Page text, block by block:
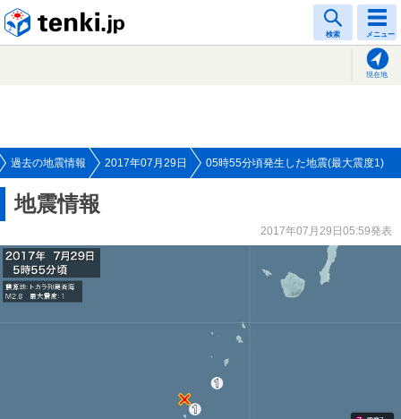
検索 メニュー
現在地
過去の地震情報 2017年07月29日 05時55分頃発生した地震(最大震度1)
地震情報
2017年07月29日05:59発表